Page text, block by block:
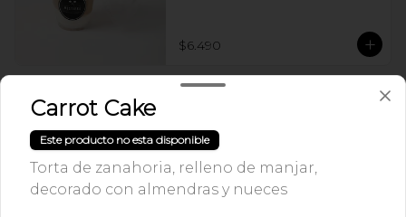
$6.490
Café + Leche + Hielo triturado + Sabor
a elección
Carrot Cake
Este producto no esta disponible
Torta de zanahoria, relleno de manjar,
decorado con almendras y nueces